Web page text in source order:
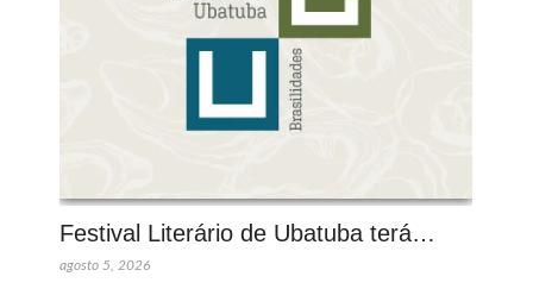
Festival Literário de Ubatuba terá…
agosto 5, 2026